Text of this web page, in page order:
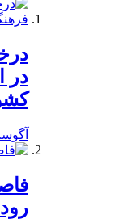
در
آگوست 23,